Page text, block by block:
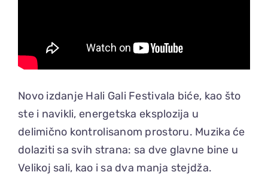
Novo izdanje Hali Gali Festivala biće, kao što
ste i navikli, energetska eksplozija u
delimično kontrolisanom prostoru. Muzika će
dolaziti sa svih strana: sa dve glavne bine u
Velikoj sali, kao i sa dva manja stejdža.